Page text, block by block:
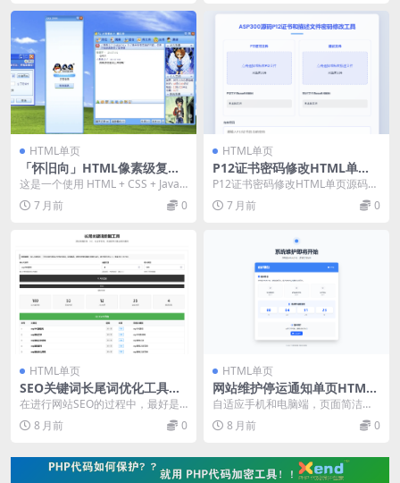
HTML单页
「怀旧向」HTML像素级复刻
QQ2006经典界面
这是一个使用 HTML + CSS + JavaS
cript 实现的 QQ200...
7 月前 0
HTML单页
P12证书密码修改HTML单页
源码
P12证书密码修改HTML单页源码
这是一款证书P12密码修改单页源
码，修改成功...
7 月前 0
HTML单页
SEO关键词长尾词优化工具网
页源码
在进行网站SEO的过程中，最好是
命中一些长尾关键词，这样可以产
生一些好的优化 对...
8 月前 0
HTML单页
网站维护停运通知单页HTML
源码
自适应手机和电脑端，页面简洁美
观，有三个页面，维护前、维护
中、维护完，无后台，内...
8 月前 0